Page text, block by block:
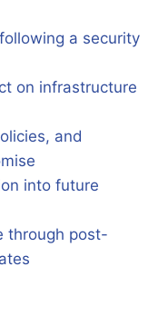
a security
on infrastructure
and
into future
through post-